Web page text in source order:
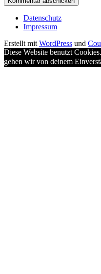
Datenschutz
Impressum
Erstellt mit WordPress und
Diese Website benutzt
gehen wir von deinem